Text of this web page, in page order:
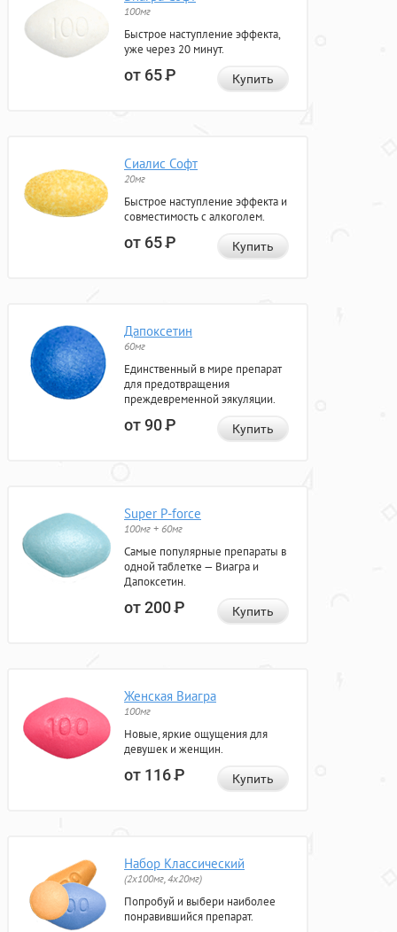
100мг
Быстрое наступление эффекта,
уже через 20 минут.
от 65Р Купить
Сиалис Софт
20мг
Быстрое наступление эффекта и
совместимость с алкоголем.
от 65Р Купить
Дапоксетин
60мг
Единственный в мире препарат
для предотвращения
преждевременной эякуляции.
от 90Р Купить
Super P-force
100мг + 60мг
Самые популярные препараты в
одной таблетке — Виагра и
Дапоксетин.
от 200Р Купить
Женская Виагра
100мг
Новые, яркие ощущения для
девушек и женщин.
от 116Р Купить
Набор Классический
(2x100мг, 4x20мг)
Попробуй и выбери наиболее
понравившийся препарат.